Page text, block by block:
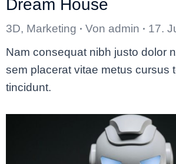
Dream House
3D, Marketing Von admin
17.
Nam consequat nibh justo dolor
sem placerat vitae metus cursus
tincidunt.